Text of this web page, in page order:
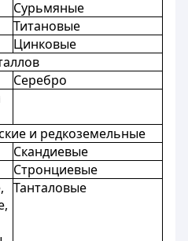
Сурьмяные
Титановые
Цинковые
Серебро
и редкоземельные
Скандиевые
Стронциевые
, Танталовые